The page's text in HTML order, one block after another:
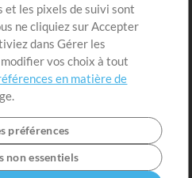
et les pixels de suivi sont
ne cliquiez sur Accepter
dans Gérer les
vos choix à tout
en matière de
préférences
non essentiels